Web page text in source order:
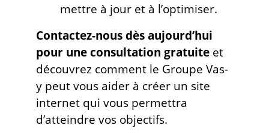
mettre à jour et à l’optimiser.
Contactez-nous dès aujourd’hui
pour une consultation gratuite et
découvrez comment le Groupe Vas-
y peut vous aider à créer un site
internet qui vous permettra
d’atteindre vos objectifs.